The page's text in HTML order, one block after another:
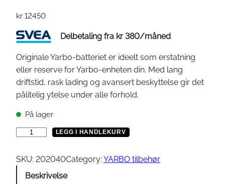
kr 12450
Delbetaling fra kr 380/måned
Originale Yarbo-batteriet er ideelt som erstatning
eller reserve for Yarbo-enheten din. Med lang
driftstid, rask lading og avansert beskyttelse gir det
pålitelig ytelse under alle forhold.
På lager
r
LEGG I HANDLEKURV
SKU: 202040Category: YARBO tilbehør
Beskrivelse